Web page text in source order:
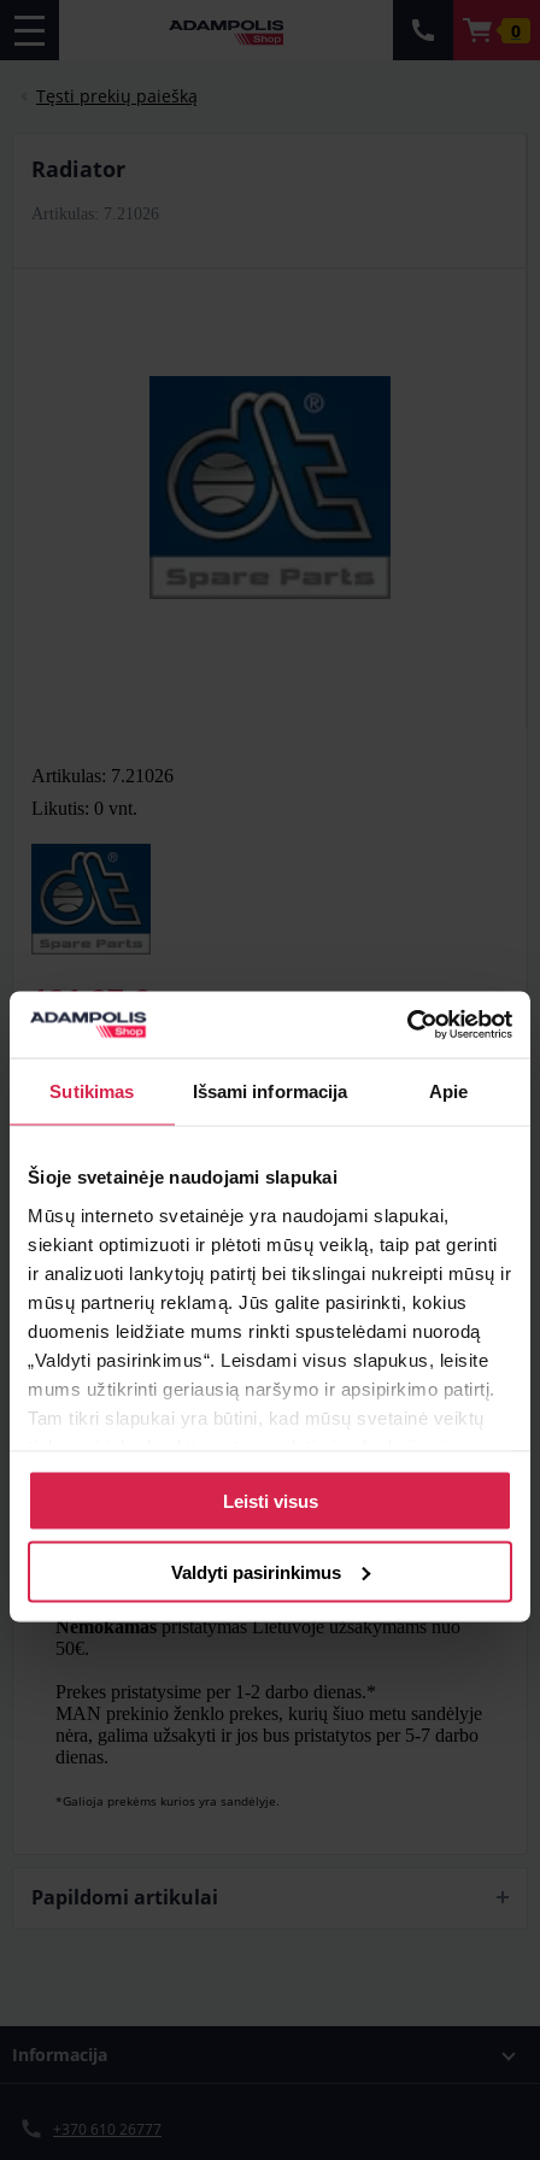
Sutikimas Išsami informacija Apie
Šioje svetainėje naudojami slapukai
Mūsų interneto svetainėje yra naudojami slapukai,
siekiant optimizuoti ir plėtoti mūsų veiklą, taip pat gerinti
ir analizuoti lankytojų patirtį bei tikslingai nukreipti mūsų ir
mūsų partnerių reklamą. Jūs galite pasirinkti, kokius
duomenis leidžiate mums rinkti spustelėdami nuorodą
„Valdyti pasirinkimus“. Leisdami visus slapukus, leisite
mums užtikrinti geriausią naršymo ir apsipirkimo patirtį.
Tam tikri slapukai yra būtini, kad mūsų svetainė veiktų
Daugiau informacijos apie slapukus ir kaip mes juos
naudojame galite rasti mūsų slapukų politikoje, taip pat
https://www.allaboutcookies.org/
Leisti visus
Valdyti pasirinkimus
0
Tęsti prekių paiešką
Radiator
Artikulas: 7.21026
Artikulas: 7.21026
Likutis: 0 vnt.
121,27 €
Minimalus pirkimo kiekis 1vnt.
Pakuotės informacija 1vnt.
Teirautis apie prekę
Radai pigiau ?
Pristatymo sąlygos
Paruoštus užsakymus galite atsiimti pasirinktame
padalinyje nemokamai.
Pristatymas pasirinktu adresu
Nemokamaspristatymas Lietuvoje užsakymams nuo
50€.
Prekes pristatysime per 1-2 darbo dienas.*
MAN prekinio ženklo prekes, kurių šiuo metu sandėlyje
nėra, galima užsakyti ir jos bus pristatytos per 5-7 darbo
dienas.
*Galioja prekėms kurios yra sandėlyje.
Papildomi artikulai
Informacija
+370 610 26777